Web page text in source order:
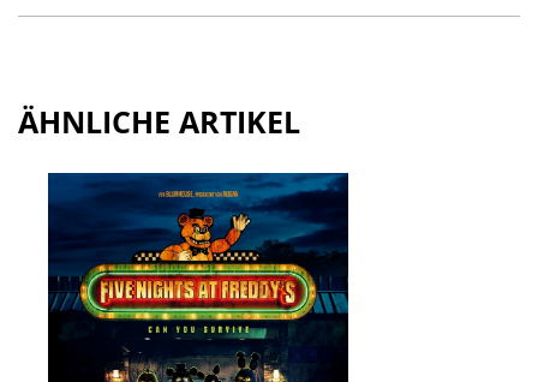
ÄHNLICHE ARTIKEL